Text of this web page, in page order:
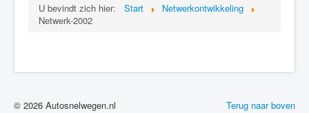
U bevindt zich hier: Start
Netwerkontwikkeling
Netwerk-2002
Terug naar boven
© 2026 Autosnelwegen.nl